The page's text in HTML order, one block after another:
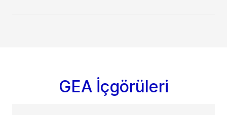
GEA İçgörüleri